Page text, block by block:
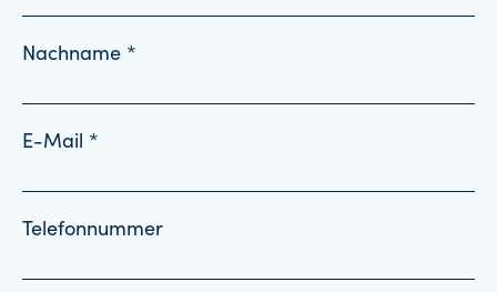
Nachname *
E-Mail *
Telefonnummer